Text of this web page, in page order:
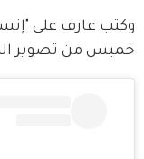
وكتب عارف على
خميس من تصوير